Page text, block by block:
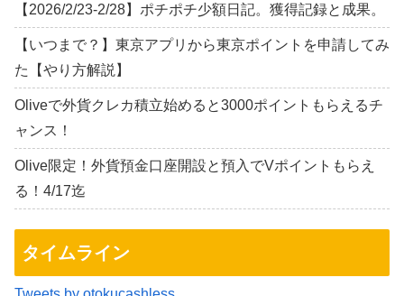
【2026/2/23-2/28】ポチポチ少額日記。獲得記録と成果。
【いつまで？】東京アプリから東京ポイントを申請してみ
た【やり方解説】
Oliveで外貨クレカ積立始めると3000ポイントもらえるチ
ャンス！
Olive限定！外貨預金口座開設と預入でVポイントもらえ
る！4/17迄
タイムライン